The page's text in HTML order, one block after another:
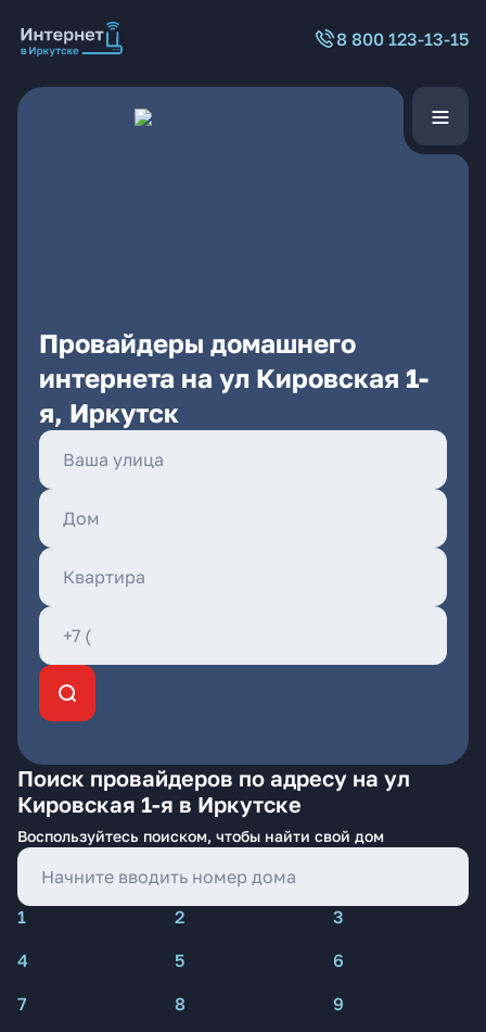
8 800 123-13-15
Провайдеры домашнего
интернета на ул Кировская 1-
я, Иркутск
Поиск провайдеров по адресу на ул
Кировская 1-я в Иркутске
Воспользуйтесь поиском, чтобы найти свой дом
1 2
3
4
5
6
7
8
9